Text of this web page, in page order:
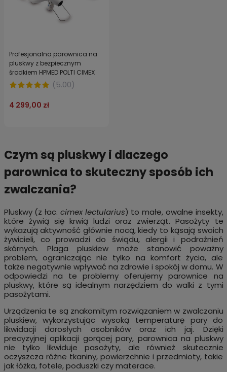
Profesjonalna parownica na
pluskwy z bezpiecznym
środkiem HPMED POLTI CIMEX
ERADICATOR
(5.00)
4 299,00 zł
Czym są pluskwy i dlaczego
parownica to skuteczny sposób ich
zwalczania?
Pluskwy (z łac. cimex lectularius) to małe, owalne insekty,
które żywią się krwią ludzi oraz zwierząt. Pasożyty te
wykazują aktywność głównie nocą, kiedy to kąsają swoich
żywicieli, co prowadzi do świądu, alergii i podrażnień
skórnych. Plaga pluskiew może stanowić poważny
problem, ograniczając nie tylko na komfort życia, ale
także negatywnie wpływać na zdrowie i spokój w domu. W
odpowiedzi na te problemy oferujemy parownice na
pluskwy, które są idealnym narzędziem do walki z tymi
pasożytami.
Urządzenia te są znakomitym rozwiązaniem w zwalczaniu
pluskiew, wykorzystując wysoką temperaturę pary do
likwidacji dorosłych osobników oraz ich jaj. Dzięki
precyzyjnej aplikacji gorącej pary, parownica na pluskwy
nie tylko likwiduje pasożyty, ale również skutecznie
oczyszcza różne tkaniny, powierzchnie i przedmioty, takie
jak łóżka, fotele, poduszki czy materace.